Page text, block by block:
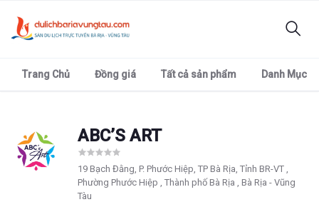
Trang Chủ Đồng giá Tất cả sản phẩm Danh Mục
ABC’S ART
19 Bạch Đằng, P. Phước Hiệp, TP Bà Rịa, Tỉnh BR-VT ,
Phường Phước Hiệp , Thành phố Bà Rịa , Bà Rịa - Vũng
Tàu